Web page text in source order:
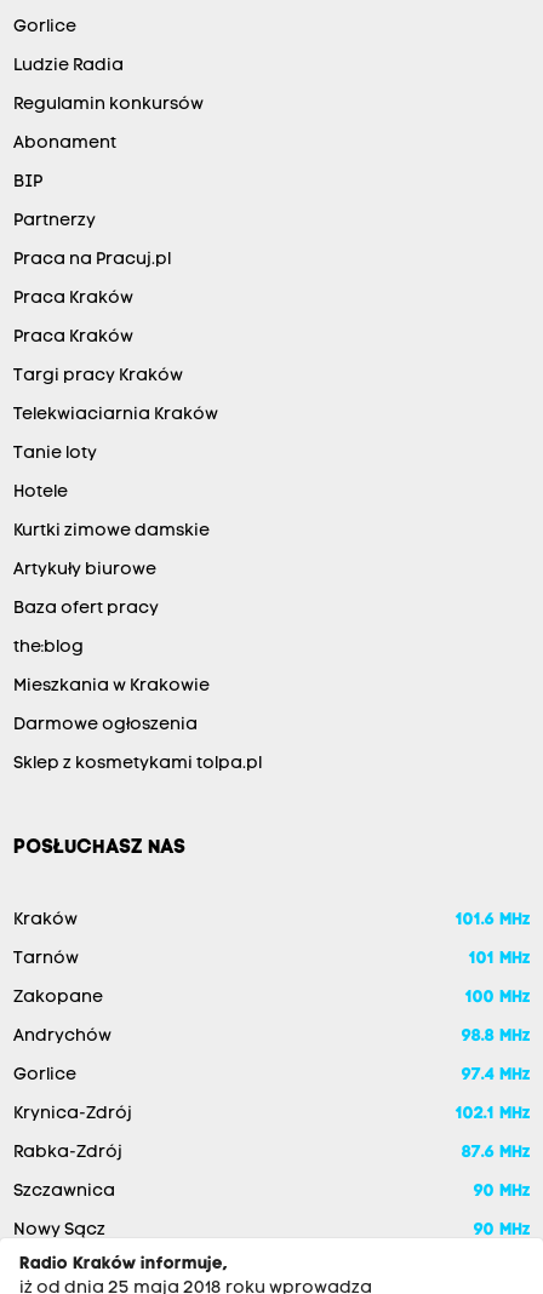
Gorlice
Ludzie Radia
Regulamin konkursów
Abonament
BIP
Partnerzy
Praca na Pracuj.pl
Praca Kraków
Praca Kraków
Targi pracy Kraków
Telekwiaciarnia Kraków
Tanie loty
Hotele
Kurtki zimowe damskie
Artykuły biurowe
Baza ofert pracy
the:blog
Mieszkania w Krakowie
Darmowe ogłoszenia
Sklep z kosmetykami tolpa.pl
POSŁUCHASZ NAS
Kraków 101.6 MHz
Tarnów 101 MHz
Zakopane 100 MHz
Andrychów 98.8 MHz
Gorlice 97.4 MHz
Krynica-Zdrój 102.1 MHz
Rabka-Zdrój 87.6 MHz
Szczawnica 90 MHz
Nowy Sącz
90 MHz
Radio Kraków informuje,
iż od dnia 25 maja 2018 roku wprowadza